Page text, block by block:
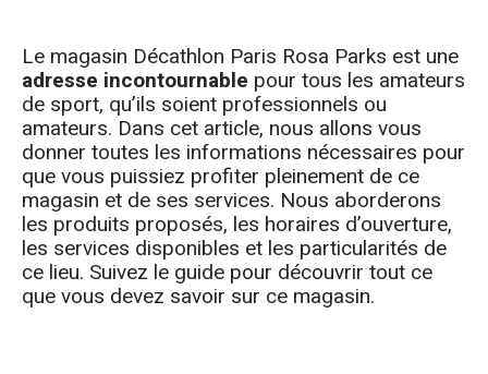
Le magasin Décathlon Paris Rosa Parks est une
adresse incontournable pour tous les amateurs
de sport, qu’ils soient professionnels ou
amateurs. Dans cet article, nous allons vous
donner toutes les informations nécessaires pour
que vous puissiez profiter pleinement de ce
magasin et de ses services. Nous aborderons
les produits proposés, les horaires d’ouverture,
les services disponibles et les particularités de
ce lieu. Suivez le guide pour découvrir tout ce
que vous devez savoir sur ce magasin.